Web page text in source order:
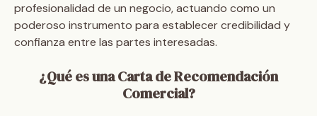
profesionalidad de un negocio, actuando como un
poderoso instrumento para establecer credibilidad y
confianza entre las partes interesadas.
¿Qué es una Carta de Recomendación
Comercial?